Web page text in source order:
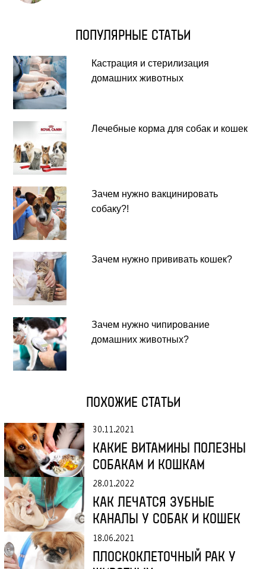
ПОПУЛЯРНЫЕ СТАТЬИ
Кастрация и стерилизация
домашних животных
Лечебные корма для собак и кошек
Зачем нужно вакцинировать
собаку?!
Зачем нужно прививать кошек?
Зачем нужно чипирование
домашних животных?
ПОХОЖИЕ СТАТЬИ
30.11.2021
КАКИЕ ВИТАМИНЫ ПОЛЕЗНЫ
СОБАКАМ И КОШКАМ
28.01.2022
КАК ЛЕЧАТСЯ ЗУБНЫЕ
КАНАЛЫ У СОБАК И КОШЕК
18.06.2021
ПЛОСКОКЛЕТОЧНЫЙ РАК У